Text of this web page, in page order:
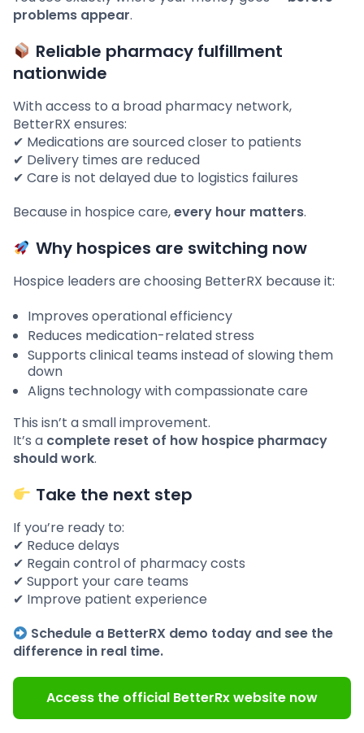
problems appear.
Reliable pharmacy fulfillment
nationwide
With access to a broad pharmacy network,
BetterRX ensures:
✔ Medications are sourced closer to patients
✔ Delivery times are reduced
✔ Care is not delayed due to logistics failures
Because in hospice care,every hour matters.
Why hospices are switching now
Hospice leaders are choosing BetterRX because it:
Improves operational efficiency
Reduces medication-related stress
Supports clinical teams instead of slowing them
down
Aligns technology with compassionate care
This isn’t a small improvement.
It’s a complete reset of how hospice pharmacy
should work.
Take the next step
If you’re ready to:
✔ Reduce delays
✔ Regain control of pharmacy costs
✔ Support your care teams
✔ Improve patient experience
Schedule a BetterRX demo today and see the
difference in real time.
Access the official BetterRx website now